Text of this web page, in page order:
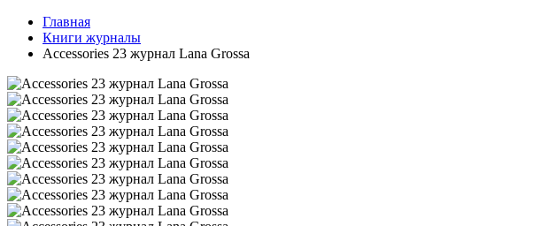
Главная
Книги журналы
Accessories 23 журнал Lana Grossa